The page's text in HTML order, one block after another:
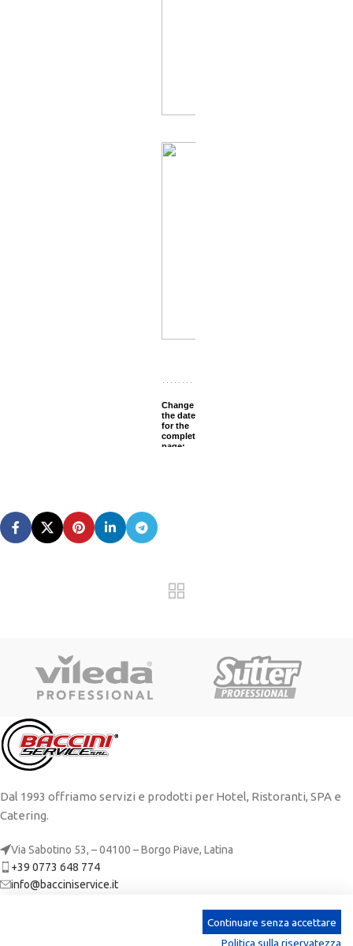
Dal 1993 offriamo servizi e prodotti per Hotel, Ristoranti, SPA e
Catering.
Via Sabotino 53, – 04100 – Borgo Piave, Latina
+39 0773 648 774
info@bacciniservice.it
Continuare senza accettare
Politica sulla riservatezza